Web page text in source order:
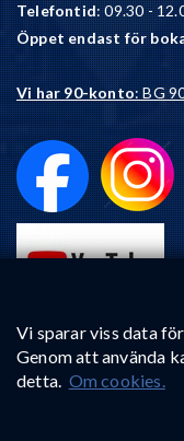
Vi sparar viss data
Genom att använda
detta. Om cookies.
Telefontid: 09.30 -
Öppet endast för
Vi har 90-konto: BG